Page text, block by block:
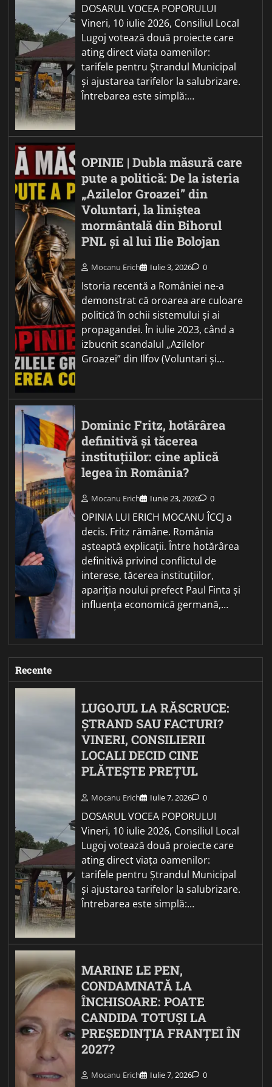
DOSARUL VOCEA POPORULUI
Vineri, 10 iulie 2026, Consiliul Local
Lugoj votează două proiecte care
ating direct viața oamenilor:
tarifele pentru Ștrandul Municipal
și ajustarea tarifelor la salubrizare.
Întrebarea este simplă:…
OPINIE | Dubla măsură care
pute a politică: De la isteria
„Azilelor Groazei” din
Voluntari, la liniștea
mormântală din Bihorul
PNL și al lui Ilie Bolojan
Mocanu Erich Iulie 3, 2026 0
Istoria recentă a României ne-a
demonstrat că oroarea are culoare
politică în ochii sistemului și ai
propagandei. În iulie 2023, când a
izbucnit scandalul „Azilelor
Groazei” din Ilfov (Voluntari și…
Dominic Fritz, hotărârea
definitivă și tăcerea
instituțiilor: cine aplică
legea în România?
Mocanu Erich Iunie 23, 2026 0
OPINIA LUI ERICH MOCANU ÎCCJ a
decis. Fritz rămâne. România
așteaptă explicații. Între hotărârea
definitivă privind conflictul de
interese, tăcerea instituțiilor,
apariția noului prefect Paul Finta și
influența economică germană,…
Recente
LUGOJUL LA RĂSCRUCE:
ȘTRAND SAU FACTURI?
VINERI, CONSILIERII
LOCALI DECID CINE
PLĂTEȘTE PREȚUL
Mocanu Erich Iulie 7, 2026 0
DOSARUL VOCEA POPORULUI
Vineri, 10 iulie 2026, Consiliul Local
Lugoj votează două proiecte care
ating direct viața oamenilor:
tarifele pentru Ștrandul Municipal
și ajustarea tarifelor la salubrizare.
Întrebarea este simplă:…
MARINE LE PEN,
CONDAMNATĂ LA
ÎNCHISOARE: POATE
CANDIDA TOTUȘI LA
PREȘEDINȚIA FRANȚEI ÎN
2027?
Mocanu Erich Iulie 7, 2026 0